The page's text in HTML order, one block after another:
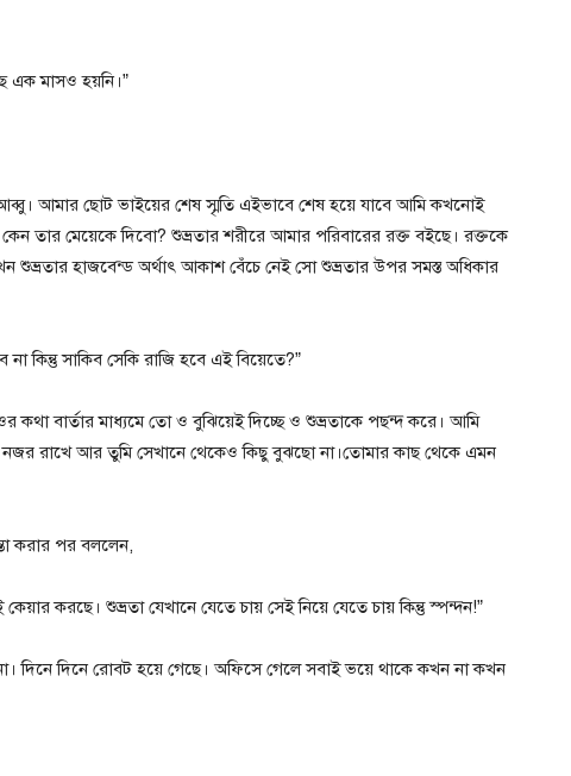
এক মাসও হয়নি।”
আমার ছোট ভাইয়ের শেষ স্মৃতি এইভাবে শেষ হয়ে যাবে আমি কখনোই
তার মেয়েকে দিবো? শুভ্রতার শরীরে আমার পরিবারের রক্ত বইছে। রক্তকে
শুভ্রতার হাজবেন্ড অর্থাৎ আকাশ বেঁচে নেই সো শুভ্রতার উপর সমস্ত অধিকার
কিন্তু সাকিব সেকি রাজি হবে এই বিয়েতে?”
কথা বার্তার মাধ্যমে তো ও বুঝিয়েই দিচ্ছে ও শুভ্রতাকে পছন্দ করে। আমি
রাখে আর তুমি সেখানে থেকেও কিছু বুঝছো না।তোমার কাছ থেকে এমন
করার পর বললেন,
করছে। শুভ্রতা যেখানে যেতে চায় সেই নিয়ে যেতে চায় কিন্তু স্পন্দন!”
দিনে দিনে রোবট হয়ে গেছে। অফিসে গেলে সবাই ভয়ে থাকে কখন না কখন